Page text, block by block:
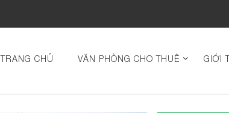
TRANG CHỦ VĂN PHÒNG CHO THUÊ GIỚI